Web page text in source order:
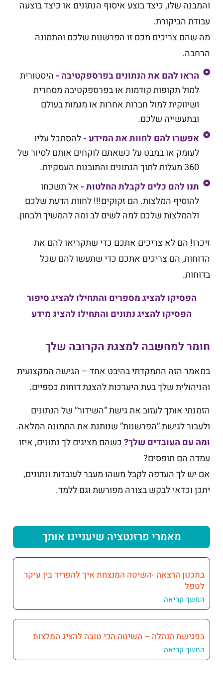
והמבנה שלו, כיצד בוצע איסוף הנתונים או כיצד בוצעה
עבודת הביקורת.
מה שהם צריכים מכם זו הפרשנות שלכם והתמונה
הרחבה.
הראו להם את הנתונים בפרספקטיבה -היסטורית
למול תקופות קודמות או בפרספקטיבה מסחרית
ושיווקית למול חברות אחרות או מגמות בעולם
ובתעשייה שלכם.
אפשרו להם לחוות את המידע -להסתכל עליו
לעומק או במבט על כשאתם לוקחים אותם לסיור של
360 מעלות לתוך הנתונים והתובנות העסקיות.
תנו להם כלים לקבלת החלטות -אל תשכחו
להוסיף המלצות. הם זקוקים!!! לחוות הדעת שלכם
ולהמלצות שלכם למה לשים לב ומה להמשיך ולבחון.
זיכרו! הם לא צריכים אתכם כדי שתקריאו להם את
הדוחות, הם צריכים אתכם כדי שתעשו להם שכל
בדוחות.
הפסיקו להציג מספרים והתחילו להציג סיפור
הפסיקו להציג נתונים והתחילו להציג מידע
חומר למחשבה למצגת הקרובה שלך
במאמר הזה התמקדתי בהיבט אחד – הגישה המקצועית
והניהולית שלך בעת היערכות להצגת דוחות כספיים.
הזמנתי אותך לעזוב את גישת “השידור” של הנתונים
ולעבור לגישת “הפרשנות” שנותנת את התמונה המלאה.
ומה עם העובדים שלך? כשהם מציגים לך נתונים, איזו
עמדה הם תופסים?
אם יש לך העדפה לקבל משהו מעבר לעובדות ונתונים,
יתכן וכדאי לבקש בצורה מפורשת וגם ללמד.
מאמרי פרזנטציה שיעניינו אותך
בתכנון הרצאה -השיטה המנצחת איך להפריד בין עיקר
לטפל
המשך קריאה
בפגישת הנהלה – השיטה הכי טובה להציג המלצות
המשך קריאה